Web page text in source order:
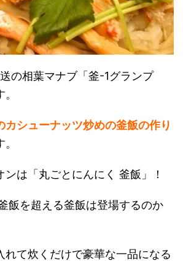
の相葉マナブ「釜-1グランプ
カシューナッツ炒めの釜飯の作り
は「丸ごとにんにく 釜飯」！
飯を超える釜飯は登場するのか
れて炊くだけで豪華な一品になる